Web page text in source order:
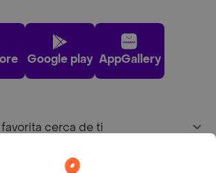
Google play AppGallery
cerca de ti